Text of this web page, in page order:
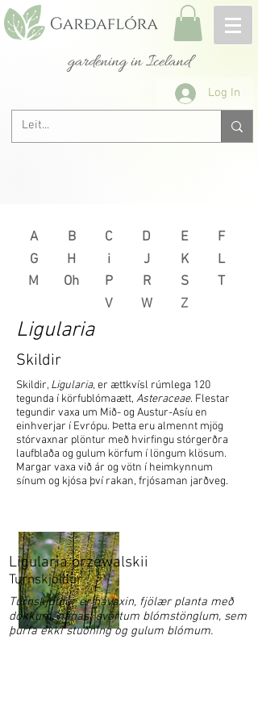
gardening in Iceland
Log In
A B C D E
F
G
M
H
i
Oh
P
J
R
K
L
S
T
V
W Z
Ligularia
Skildir
Skildir, Ligularia, er ættkvísl rúmlega 120
tegunda í körfublómaætt, Asteraceae. Flestar
tegundir vaxa um Mið- og Austur-Asíu en
einhverjar í Evrópu. Þetta eru almennt mjög
stórvaxnar plöntur með hvirfingu stórgerðra
laufblaða og gulum körfum í löngum klösum.
Margar vaxa við ár og vötn í heimkynnum
sínum og kjósa því rakan, frjósaman jarðveg.
Turnskjöldur
Ligularia przewalskii
Turnskjöldur er hávaxin, fjölær planta með
dökkum, nánast svörtum blómstönglum, sem
þurfa ekki stuðning og gulum blómum.